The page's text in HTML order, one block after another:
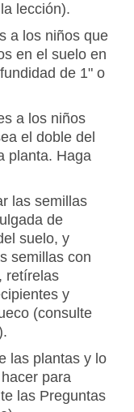
lección).
a los niños que
en el suelo en
de 1" o
a los niños
el doble del
planta. Haga
las semillas
de
suelo, y
semillas con
retírelas
y
(consulte
las plantas y lo
para
las Preguntas